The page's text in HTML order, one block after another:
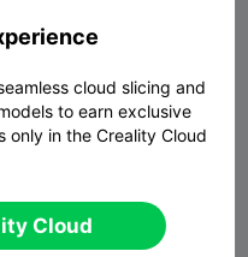
cloud slicing and
to earn exclusive
only in the Creality Cloud
Cloud